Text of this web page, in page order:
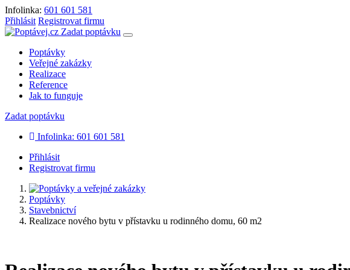
Infolinka: 601 601 581
Přihlásit Registrovat firmu
Zadat poptávku
Poptávky
Veřejné zakázky
Realizace
Reference
Jak to funguje
Zadat poptávku
Infolinka: 601 601 581
Přihlásit
Registrovat firmu
Poptávky
Stavebnictví
Realizace nového bytu v přístavku u rodinného domu, 60 m2